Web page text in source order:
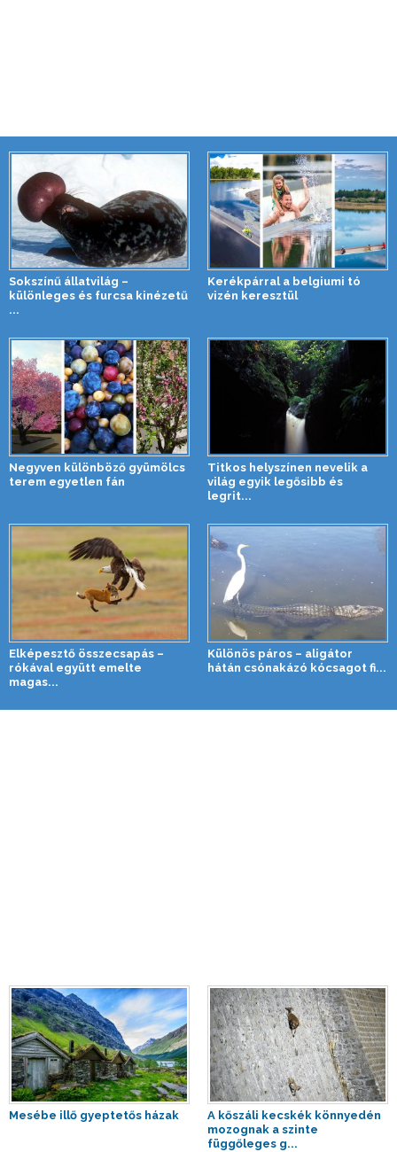
Sokszínű állatvilág –
különleges és furcsa kinézetű
...
Kerékpárral a belgiumi tó
vizén keresztül
Negyven különböző gyümölcs
terem egyetlen fán
Titkos helyszínen nevelik a
világ egyik legősibb és
legrit...
Elképesztő összecsapás –
rókával együtt emelte
magas...
Különös páros – aligátor
hátán csónakázó kócsagot fi...
Mesébe illő gyeptetős házak
A kőszáli kecskék könnyedén
mozognak a szinte
függőleges g...